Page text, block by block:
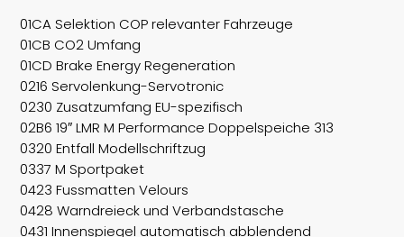
01CA Selektion COP relevanter Fahrzeuge
01CB CO2 Umfang
01CD Brake Energy Regeneration
0216 Servolenkung-Servotronic
0230 Zusatzumfang EU-spezifisch
02B6 19″ LMR M Performance Doppelspeiche 313
0320 Entfall Modellschriftzug
0337 M Sportpaket
0423 Fussmatten Velours
0428 Warndreieck und Verbandstasche
0431 Innenspiegel automatisch abblendend